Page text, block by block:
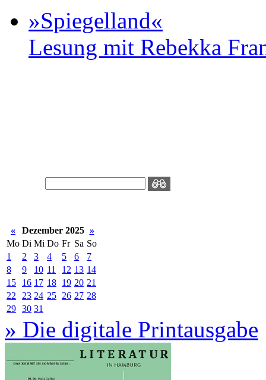
»Spiegelland«
Lesung mit Rebekka
« Dezember 2025 »
Mo Di Mi Do Fr Sa So
1
2 3 4 5 6
7
8
9 10 11 12 13 14
15
16 17 18 19 20 21
22
23 24 25 26 27 28
29 30 31
» Die digitale Printausgabe